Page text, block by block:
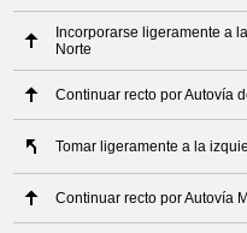
Incorporarse ligeramente a
Norte
Continuar recto por Autovía
Tomar ligeramente a la
Continuar recto por Autovía